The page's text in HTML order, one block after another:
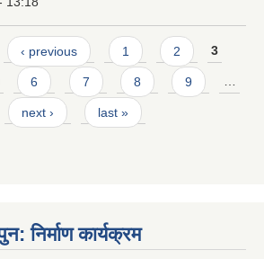
‹ previous 1 2 3
6 7 8 9 …
next › last »
निर्माण कार्यक्रम